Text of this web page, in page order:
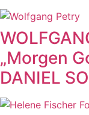
„Morgen
DANIEL